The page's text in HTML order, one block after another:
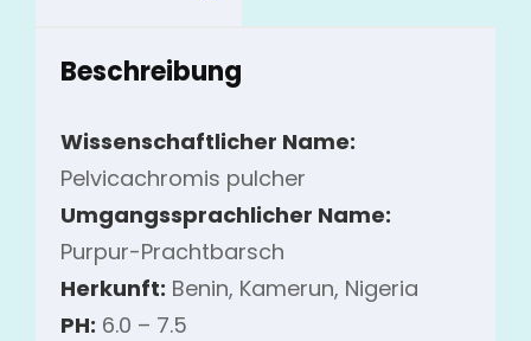
Beschreibung
Wissenschaftlicher Name:
Pelvicachromis pulcher
Umgangssprachlicher Name:
Purpur-Prachtbarsch
Herkunft: Benin, Kamerun, Nigeria
PH: 6.0 – 7.5